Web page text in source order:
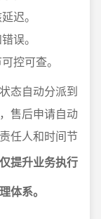
迟。
误。
控可查。
态自动分派到
售后申请自动
任人和时间节
提升业务执行
体系。